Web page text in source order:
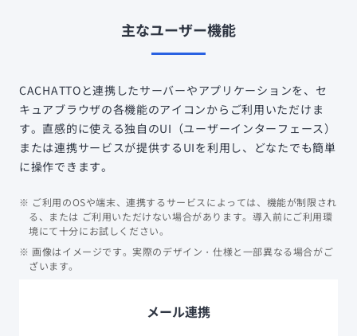
主なユーザー機能
CACHATTOと連携したサーバーやアプリケーションを、セ
キュアブラウザの各機能のアイコンからご利用いただけま
す。直感的に使える独自のUI（ユーザーインターフェース）
または連携サービスが提供するUIを利用し、どなたでも簡単
に操作できます。
※ ご利用のOSや端末、連携するサービスによっては、機能が制限され
る、または ご利用いただけない場合があります。導入前にご利用環
境にて十分にお試しください。
※ 画像はイメージです。実際のデザイン・仕様と一部異なる場合がご
ざいます。
メール連携